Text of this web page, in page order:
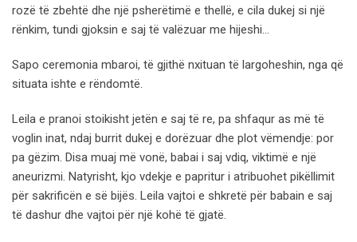
rozë të zbehtë dhe një psherëtimë e thellë, e cila dukej si një
rënkim, tundi gjoksin e saj të valëzuar me hijeshi…
Sapo ceremonia mbaroi, të gjithë nxituan të largoheshin, nga që
situata ishte e rëndomtë.
Leila e pranoi stoikisht jetën e saj të re, pa shfaqur as më të
voglin inat, ndaj burrit dukej e dorëzuar dhe plot vëmendje: por
pa gëzim. Disa muaj më vonë, babai i saj vdiq, viktimë e një
aneurizmi. Natyrisht, kjo vdekje e papritur i atribuohet pikëllimit
për sakrificën e së bijës. Leila vajtoi e shkretë për babain e saj
të dashur dhe vajtoi për një kohë të gjatë.